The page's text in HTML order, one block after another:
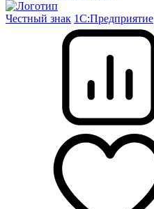
Честный знак 1С:Предприятие